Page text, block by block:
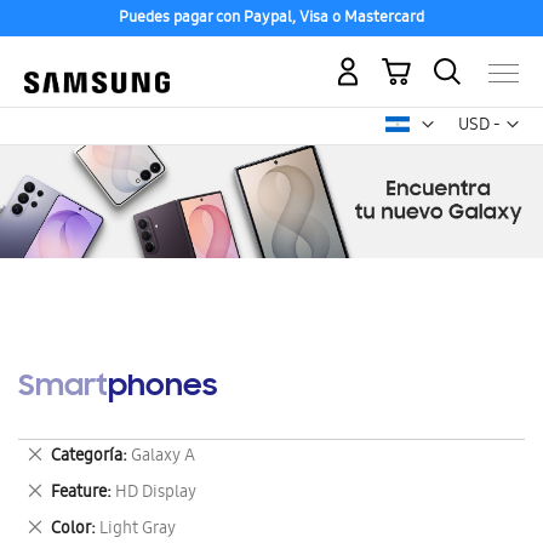
Puedes pagar con Paypal, Visa o Mastercard
USD -
dólar
Mi carrito
Smartphones
Categoría Galaxy A
Eliminar
este
artículo
Feature HD Display
Eliminar
este
Color Light Gray
Eliminar